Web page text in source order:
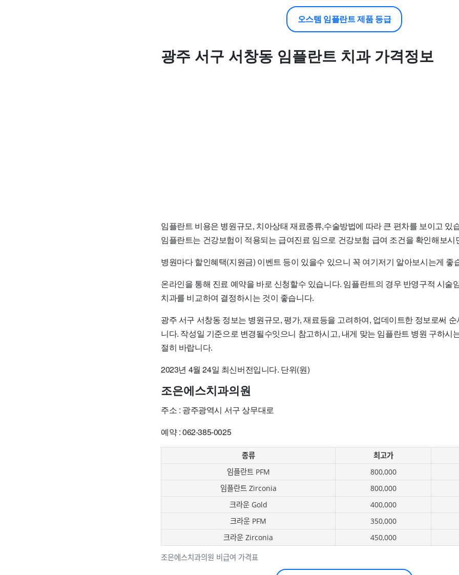
오스템 임플란트 제품 등급
광주 서구 서창동 임플란트 치과 가격정보
임플란트 비용은 병원규모, 치아상태 재료종류,수술방법에 따라 큰 편차를 보이고 있
임플란트는 건강보험이 적용되는 급여진료 임으로 건강보험 급여 조건을 확인해보시
병원마다 할인혜택(지원금) 이벤트 등이 있을수 있으니 꼭 여기저기 알아보시는게 좋
온라인을 통해 진료 예약을 바로 신청할수 있습니다. 임플란트의 경우 반영구적 시술
치과를 비교하여 결정하시는 것이 좋습니다.
광주 서구 서창동 정보는 병원규모, 평가, 재료등을 고려하여, 업데이트한 정보로써
니다. 작성일 기준으로 변경될수잇으니 참고하시고, 내게 맞는 임플란트 병원 구하시
절히 바랍니다.
2023년 4월 24일 최신버전입니다. 단위(원)
조은에스치과의원
주소 : 광주광역시 서구 상무대로
예약 : 062-385-0025
조은에스치과의원 비급여 가격표
종류 최고가
임플란트 PFM
800,000
임플란트 Zirconia
800,000
크라운 Gold
400,000
크라운 PFM
350,000
크라운 Zirconia
450,000